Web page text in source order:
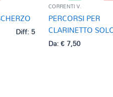
Diff: 5
CORRENTI V.
PERCORSI PER
CLARINETTO
Da:€7,50